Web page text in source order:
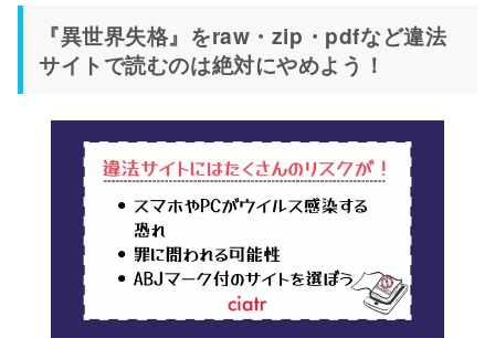
『異世界失格』をraw・zip・pdfなど違法
サイトで読むのは絶対にやめよう！